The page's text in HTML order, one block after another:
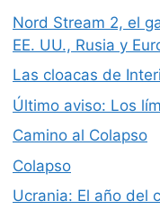
Nord Stream 2, el
EE. UU., Rusia y
Las cloacas de
Último aviso: Los
Camino al Colapso
Colapso
Ucrania: El año del